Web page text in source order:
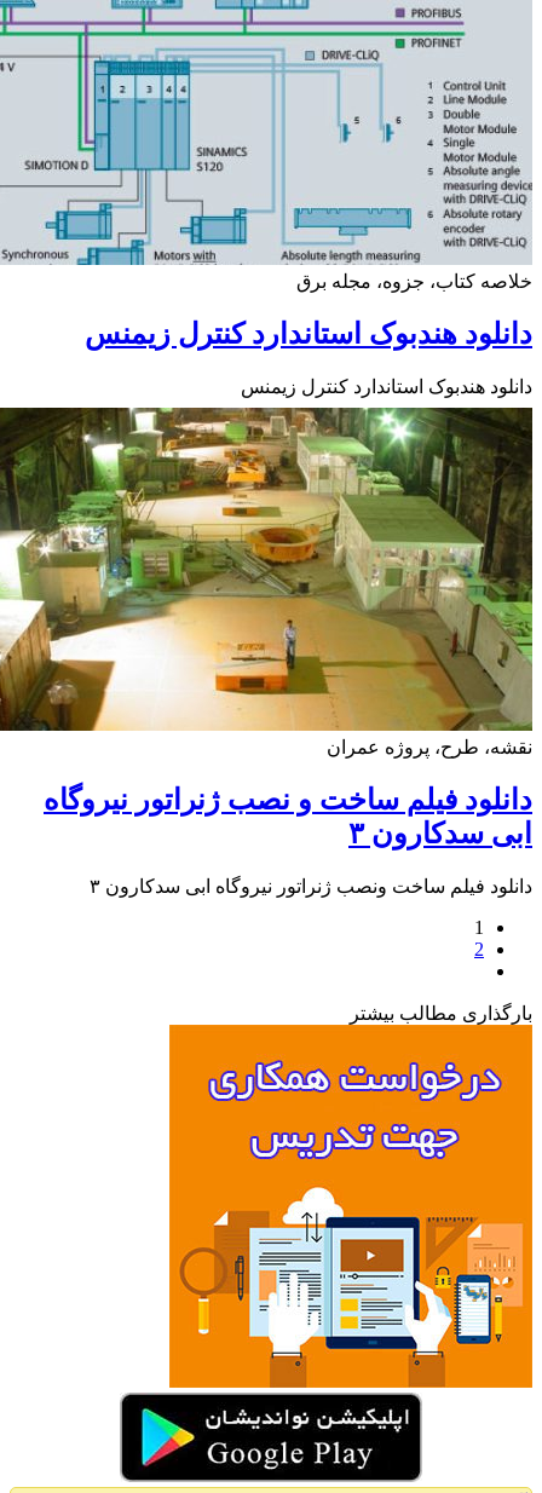
کتاب، جزوه، مجله برق
هندبوک استاندارد کنترل زیمنس
هندبوک استاندارد کنترل زیمنس
طرح، پروژه عمران
فیلم ساخت و نصب ژنراتور نیروگاه
سدکارون ۳
فیلم ساخت ونصب ژنراتور نیروگاه ابی سدکارون ۳
مطالب بیشتر